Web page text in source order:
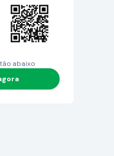
mais no valor anunciado!
abaixo